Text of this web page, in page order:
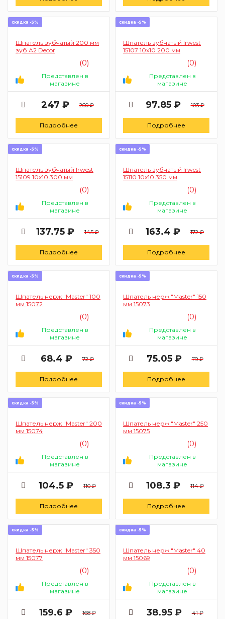
скидка -5%
Шпатель зубчатый 200 мм
зуб А2 Decor
(0)
Представлен в
магазине
247 ₽ 260 ₽
Подробнее
скидка -5%
Шпатель зубчатый Irwest
15107 10х10 200 мм
(0)
Представлен в
магазине
97.85 ₽ 103 ₽
Подробнее
скидка -5%
Шпатель зубчатый Irwest
15109 10х10 300 мм
(0)
Представлен в
магазине
137.75 ₽ 145 ₽
Подробнее
скидка -5%
Шпатель зубчатый Irwest
15110 10х10 350 мм
(0)
Представлен в
магазине
163.4 ₽ 172 ₽
Подробнее
скидка -5%
Шпатель нерж "Master" 100
мм 15072
(0)
Представлен в
магазине
68.4 ₽ 72 ₽
Подробнее
скидка -5%
Шпатель нерж "Master" 150
мм 15073
(0)
Представлен в
магазине
75.05 ₽ 79 ₽
Подробнее
скидка -5%
Шпатель нерж "Master" 200
мм 15074
(0)
Представлен в
магазине
104.5 ₽ 110 ₽
Подробнее
скидка -5%
Шпатель нерж "Master" 250
мм 15075
(0)
Представлен в
магазине
108.3 ₽ 114 ₽
Подробнее
скидка -5%
Шпатель нерж "Master" 350
мм 15077
(0)
Представлен в
магазине
159.6 ₽ 168 ₽
скидка -5%
Шпатель нерж "Master" 40
мм 15069
(0)
Представлен в
магазине
38.95 ₽ 41 ₽